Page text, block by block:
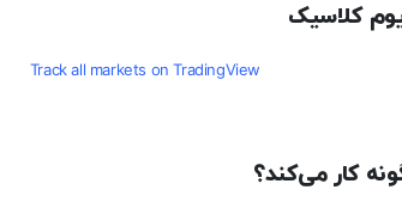
کلاسیک
Track all markets on TradingView
کار می‌کند؟